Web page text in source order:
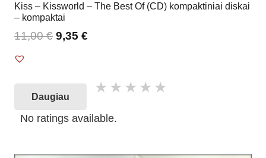
Kiss – Kissworld – The Best Of (CD) kompaktiniai diskai
– kompaktai
11,00€ 9,35 €
Daugiau
No ratings available.